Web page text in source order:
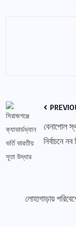
বেনাপোল
নির্বাচনে
লোহাগাড়ায়